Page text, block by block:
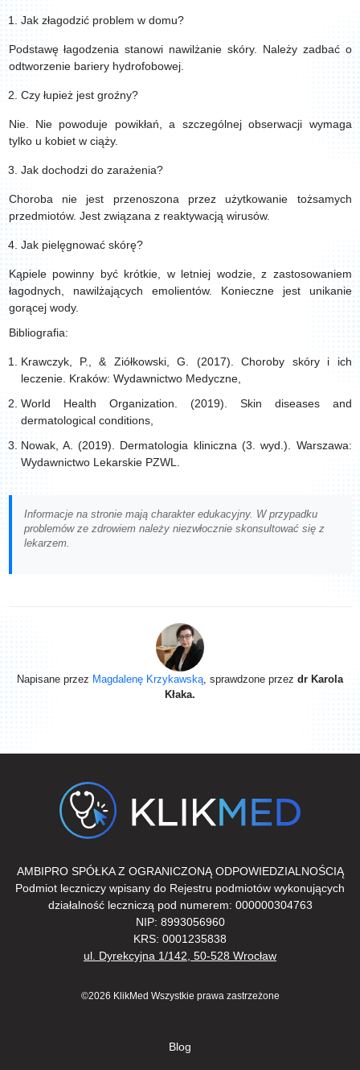
Jak złagodzić problem w domu?
Podstawę łagodzenia stanowi nawilżanie skóry. Należy zadbać o
odtworzenie bariery hydrofobowej.
Czy łupież jest groźny?
Nie. Nie powoduje powikłań, a szczególnej obserwacji wymaga
tylko u kobiet w ciąży.
Jak dochodzi do zarażenia?
Choroba nie jest przenoszona przez użytkowanie tożsamych
przedmiotów. Jest związana z reaktywacją wirusów.
Jak pielęgnować skórę?
Kąpiele powinny być krótkie, w letniej wodzie, z zastosowaniem
łagodnych, nawilżających emolientów. Konieczne jest unikanie
gorącej wody.
Bibliografia:
Krawczyk, P., & Ziółkowski, G. (2017). Choroby skóry i ich
leczenie. Kraków: Wydawnictwo Medyczne,
World Health Organization. (2019). Skin diseases and
dermatological conditions,
Nowak, A. (2019). Dermatologia kliniczna (3. wyd.). Warszawa:
Wydawnictwo Lekarskie PZWL.
Informacje na stronie mają charakter edukacyjny. W przypadku
problemów ze zdrowiem należy niezwłocznie skonsultować się z
lekarzem.
Napisane przez Magdalenę Krzykawską, sprawdzone przez dr Karola
Kłaka.
AMBIPRO SPÓŁKA Z OGRANICZONĄ ODPOWIEDZIALNOŚCIĄ
Podmiot leczniczy wpisany do Rejestru podmiotów wykonujących
działalność leczniczą pod numerem: 000000304763
NIP: 8993056960
KRS: 0001235838
ul. Dyrekcyjna 1/142, 50-528 Wrocław
©2026 KlikMed Wszystkie prawa zastrzeżone
Blog